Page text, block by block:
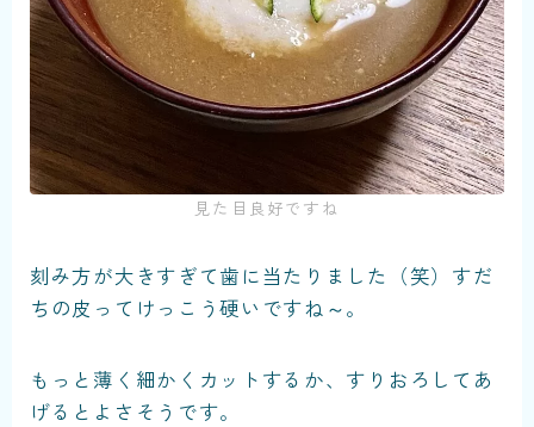
見た目良好ですね
刻み方が大きすぎて歯に当たりました（笑）すだ
ちの皮ってけっこう硬いですね～。
もっと薄く細かくカットするか、すりおろしてあ
げるとよさそうです。